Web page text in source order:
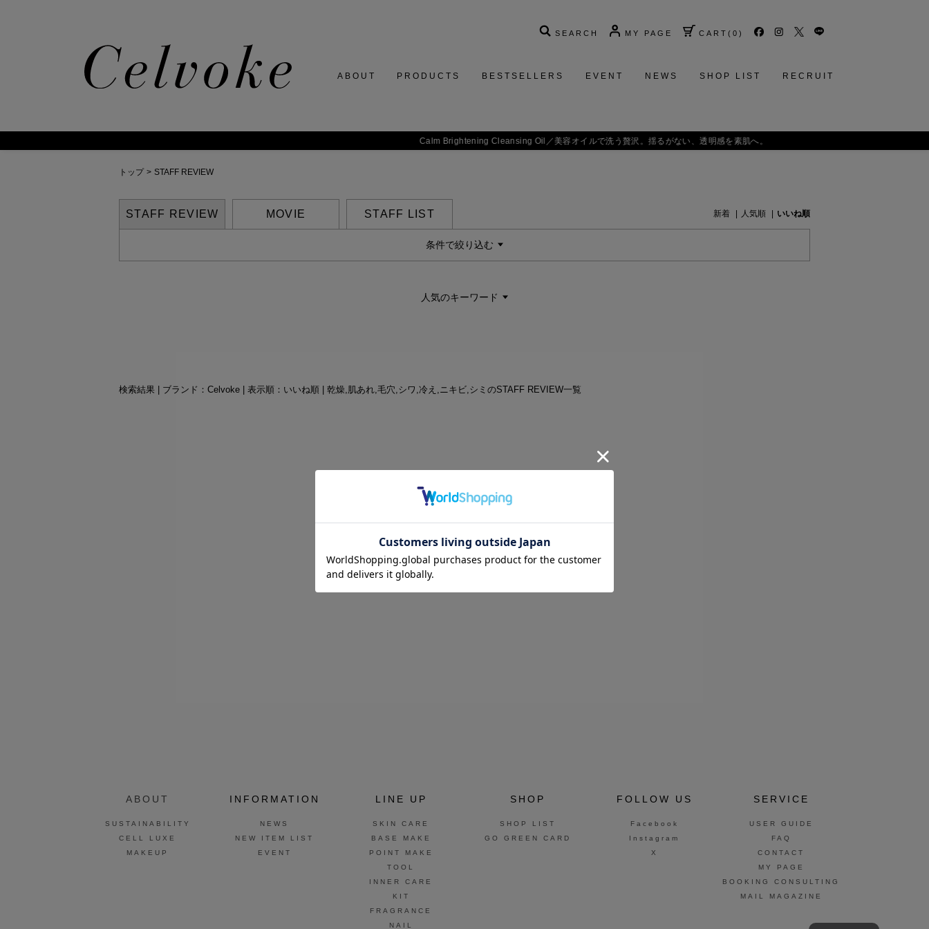
SEARCH MY PAGE CART ( 0 )
ABOUT PRODUCTS BESTSELLERS EVENT NEWS SHOP LIST RECRUIT
Calm Brightening Cleansing Oil／美容オイルで洗う贅沢。揺るがない、透明感を素肌へ。
トップ > STAFF REVIEW
STAFF REVIEW MOVIE STAFF LIST 新着 人気順 いいね順
条件で絞り込む
人気のキーワード
検索結果 | ブランド：Celvoke | 表示順：いいね順 | 乾燥,肌あれ,毛穴,シワ,冷え,ニキビ,シミのSTAFF REVIEW一覧
ABOUT
SUSTAINABILITY
CELL LUXE
MAKEUP
INFORMATION
NEWS
NEW ITEM LIST
EVENT
LINE UP
SKIN CARE
BASE MAKE
POINT MAKE
TOOL
INNER CARE
KIT
FRAGRANCE
NAIL
SHOP
SHOP LIST
GO GREEN CARD
FOLLOW US
Facebook
Instagram
X
SERVICE
USER GUIDE
FAQ
CONTACT
MY PAGE
BOOKING CONSULTING
MAIL MAGAZINE